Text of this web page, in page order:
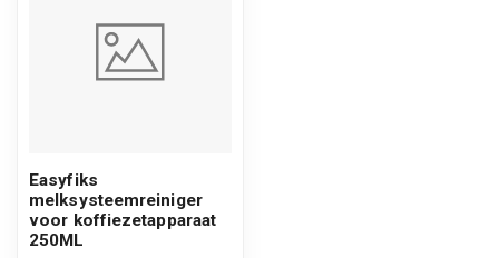
Easyfiks
melksysteemreiniger
voor koffiezetapparaat
250ML